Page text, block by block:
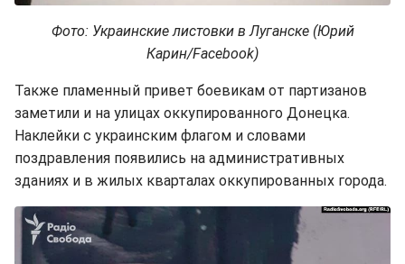
Фото: Украинские листовки в Луганске (Юрий
Карин/Facebook)
Также пламенный привет боевикам от партизанов
заметили и на улицах оккупированного Донецка.
Наклейки с украинским флагом и словами
поздравления появились на административных
зданиях и в жилых кварталах оккупированных города.